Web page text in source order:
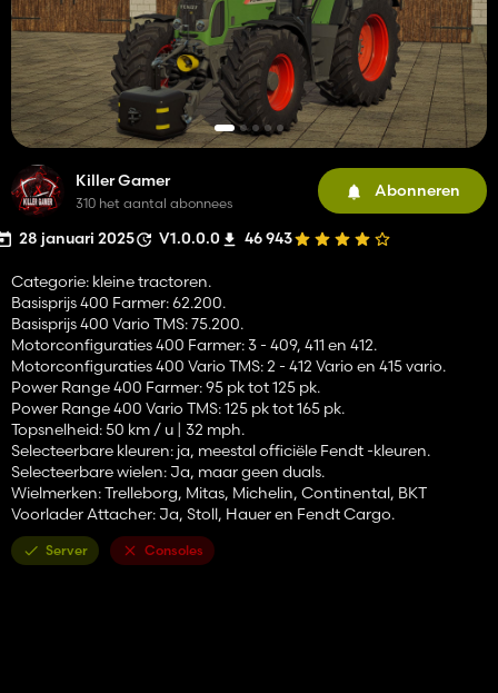
Killer Gamer
310 het aantal abonnees
Abonneren
28 januari 2025 V1.0.0.0 46 943
Categorie: kleine tractoren.
Basisprijs 400 Farmer: 62.200.
Basisprijs 400 Vario TMS: 75.200.
Motorconfiguraties 400 Farmer: 3 - 409, 411 en 412.
Motorconfiguraties 400 Vario TMS: 2 - 412 Vario en 415 vario.
Power Range 400 Farmer: 95 pk tot 125 pk.
Power Range 400 Vario TMS: 125 pk tot 165 pk.
Topsnelheid: 50 km / u | 32 mph.
Selecteerbare kleuren: ja, meestal officiële Fendt -kleuren.
Selecteerbare wielen: Ja, maar geen duals.
Wielmerken: Trelleborg, Mitas, Michelin, Continental, BKT
Voorlader Attacher: Ja, Stoll, Hauer en Fendt Cargo.
Server Consoles